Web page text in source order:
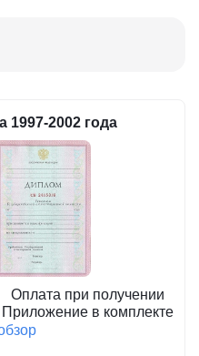
2002 года
Оплата при получении
Приложение в комплекте